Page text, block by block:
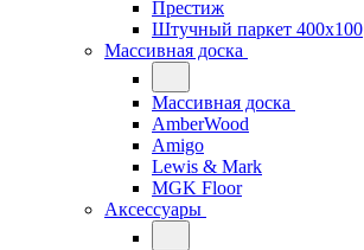
Престиж
Штучный паркет 400x100
Массивная доска
Массивная доска
AmberWood
Amigo
Lewis & Mark
MGK Floor
Аксессуары